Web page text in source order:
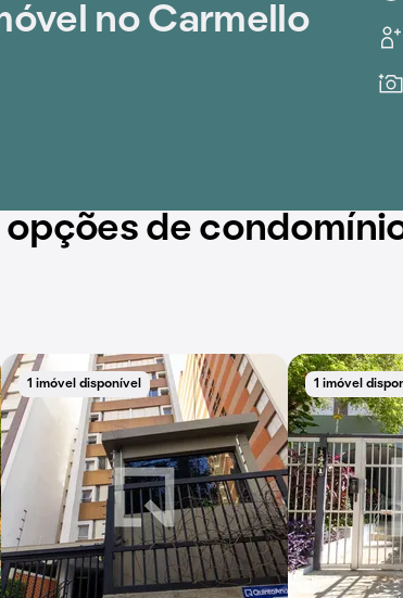
no Carmello
de
1 imóvel disponível 1 imóvel